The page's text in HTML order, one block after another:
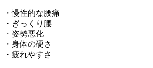
・慢性的な腰痛
・ぎっくり腰
・姿勢悪化
・身体の硬さ
・疲れやすさ